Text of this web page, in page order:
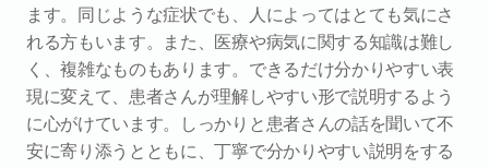
ます。同じような症状でも、人によってはとても気にさ
れる方もいます。また、医療や病気に関する知識は難し
く、複雑なものもあります。できるだけ分かりやすい表
現に変えて、患者さんが理解しやすい形で説明するよう
に心がけています。しっかりと患者さんの話を聞いて不
安に寄り添うとともに、丁寧で分かりやすい説明をする